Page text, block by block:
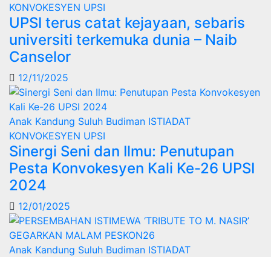
KONVOKESYEN UPSI
UPSI terus catat kejayaan, sebaris
universiti terkemuka dunia – Naib
Canselor
12/11/2025
Anak Kandung Suluh Budiman ISTIADAT
KONVOKESYEN UPSI
Sinergi Seni dan Ilmu: Penutupan
Pesta Konvokesyen Kali Ke-26 UPSI
2024
12/01/2025
Anak Kandung Suluh Budiman ISTIADAT